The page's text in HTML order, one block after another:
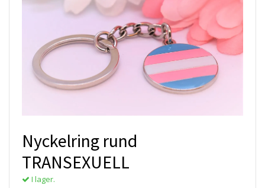
Nyckelring rund
TRANSEXUELL
I lager.